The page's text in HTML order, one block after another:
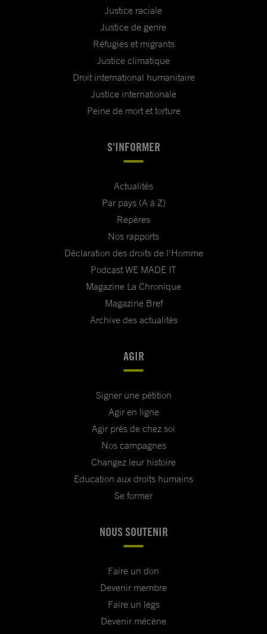
Justice raciale
Justice de genre
Réfugiés et migrants
Justice climatique
Droit international humanitaire
Justice internationale
Peine de mort et torture
S'INFORMER
Actualités
Par pays (A à Z)
Repères
Nos rapports
Déclaration des droits de l'Homme
Podcast WE MADE IT
Magazine La Chronique
Magazine Bref
Archive des actualités
AGIR
Signer une pétition
Agir en ligne
Agir près de chez soi
Nos campagnes
Changez leur histoire
Education aux droits humains
Se former
NOUS SOUTENIR
Faire un don
Devenir membre
Faire un legs
Devenir mécène